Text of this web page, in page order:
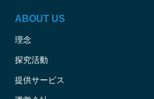
ABOUT US
理念
探究活動
提供サービス